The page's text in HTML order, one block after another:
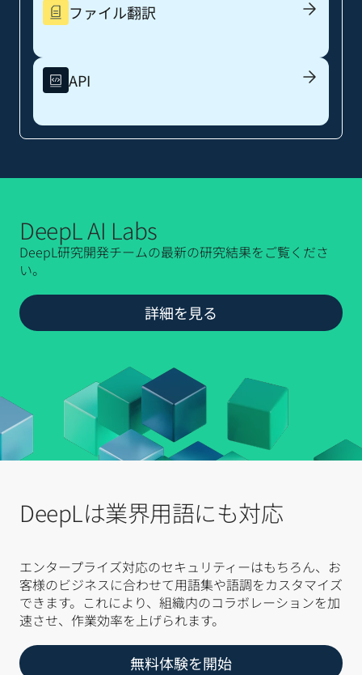
ファイル翻訳
API
DeepL AI Labs
DeepL研究開発チームの最新の研究結果をご覧くださ
い。
詳細を見る
DeepLは業界用語にも対応
エンタープライズ対応のセキュリティーはもちろん、お
客様のビジネスに合わせて用語集や語調をカスタマイズ
できます。これにより、組織内のコラボレーションを加
速させ、作業効率を上げられます。
無料体験を開始